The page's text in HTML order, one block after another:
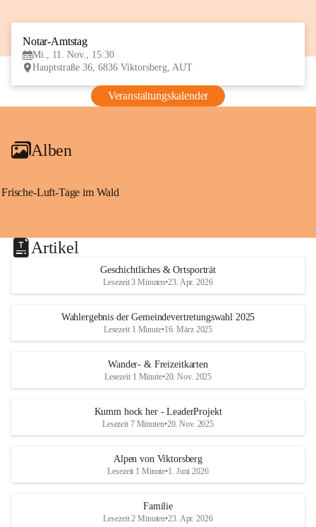
Notar-Amtstag
Mi., 11. Nov., 15:30
Hauptstraße 36, 6836 Viktorsberg, AUT
Veranstaltungskalender
Alben
Frische-Luft-Tage im Wald
Artikel
Geschichtliches & Ortsporträt
Lesezeit 3 Minuten•23. Apr. 2026
Wahlergebnis der Gemeindevertretungswahl 2025
Lesezeit 1 Minute•16. März 2025
Wander- & Freizeitkarten
Lesezeit 1 Minute•20. Nov. 2025
Kumm hock her - LeaderProjekt
Lesezeit 7 Minuten•20. Nov. 2025
Alpen von Viktorsberg
Lesezeit 1 Minute•1. Juni 2026
Familie
Lesezeit 2 Minuten•23. Apr. 2026